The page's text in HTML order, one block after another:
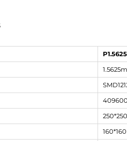
P1.5625